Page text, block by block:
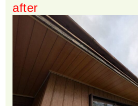
after